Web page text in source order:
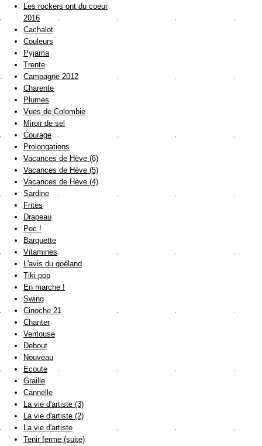
Les rockers ont du coeur
2016
Cachalot
Couleurs
Pyjama
Trente
Campagne 2012
Charente
Plumes
Vues de Colombie
Miroir de sel
Courage
Prolongations
Vacances de Hève (6)
Vacances de Hève (5)
Vacances de Hève (4)
Sardine
Frites
Drapeau
Poc !
Barquette
Vitamines
L'avis du goéland
Tiki pop
En marche !
Swing
Cinoche 21
Chanter
Ventouse
Debout
Nouveau
Ecoute
Graille
Cannelle
La vie d'artiste (3)
La vie d'artiste (2)
La vie d'artiste
Tenir ferme (suite)